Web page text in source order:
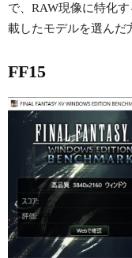
で、RAW現像に特化
載したモデルを選んだ
FF15